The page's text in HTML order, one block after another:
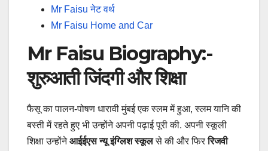
Mr Faisu नेट वर्थ
Mr Faisu Home and Car
Mr Faisu Biography:-
शुरुआती जिंदगी और शिक्षा
फैसू का पालन-पोषण धारावी मुंबई एक स्लम में हुआ, स्लम यानि की
बस्ती में रहते हुए भी उन्होंने अपनी पढ़ाई पूरी की. अपनी स्कूली
शिक्षा उन्होंनेआईईएस न्यू इंग्लिश स्कूलसे की और फिररिजवी